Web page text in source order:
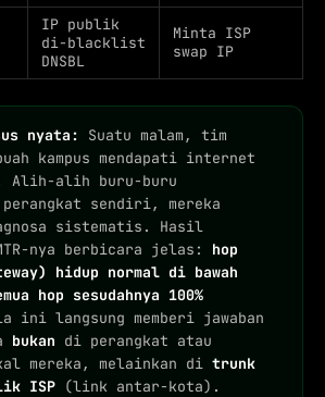
IP publik
di-blacklist
DNSBL
Minta ISP
swap IP
nyata:
Suatu malam, tim
kampus mendapati internet
Alih-alih buru-buru
perangkat sendiri, mereka
sistematis. Hasil
nya berbicara jelas: hop
hidup normal di bawah
hop sesudahnya 100%
ini langsung memberi jawaban
bukan di perangkat atau
mereka, melainkan ditrunk
ISP (link antar-kota).